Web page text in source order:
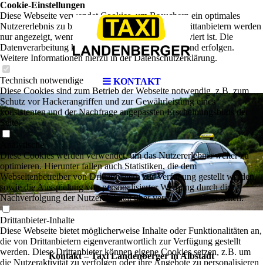
KONTAKT
Kontakt – Taxi Landenberger in Albstadt
Cookie-Einstellungen
Diese Webseite verwendet Cookies, um Besuchern ein optimales
Nutzererlebnis zu bieten. Bestimmte Inhalte von Drittanbietern werden
nur angezeigt, wenn die entsprechende Option aktiviert ist. Die
Datenverarbeitung kann dann auch in einem Drittland erfolgen.
Weitere Informationen hierzu in der Datenschutzerklärung.
Technisch notwendige
Diese Cookies sind zum Betrieb der Webseite notwendig, z.B. zum
Schutz vor Hackerangriffen und zur Gewährleistung eines
konsistenten und der Nachfrage angepassten Erscheinungsbilds der
Seite.
Analytische
Diese Cookies werden verwendet, um das Nutzererlebnis weiter zu
optimieren. Hierunter fallen auch Statistiken, die dem
Webseitenbetreiber von Drittanbietern zur Verfügung gestellt werden,
sowie die Ausspielung von personalisierter Werbung durch die
Nachverfolgung der Nutzeraktivität über verschiedene Webseiten.
Drittanbieter-Inhalte
Diese Webseite bietet möglicherweise Inhalte oder Funktionalitäten an,
die von Drittanbietern eigenverantwortlich zur Verfügung gestellt
werden. Diese Drittanbieter können eigene Cookies setzen, z.B. um
die Nutzeraktivität zu verfolgen oder ihre Angebote zu personalisieren